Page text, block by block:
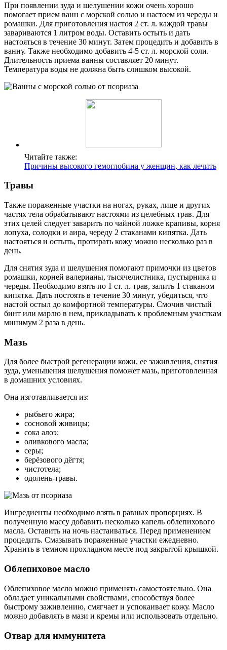
При появлении зуда и шелушении кожи очень хорошо
помогает прием ванн с морской солью и настоем из череды и
ромашки. Для приготовления настоя 2 ст. л. каждой травы
завариваются 1 литром воды. Оставить остыть и дать
настояться в течение 30 минут. Затем процедить и добавить в
ванну. Также необходимо добавить 4-5 ст. л. морской соли.
Длительность приема ванны составляет 20 минут.
Температура воды не должна быть слишком высокой.
Читайте также:
Причины высокого гемоглобина у женщин, как лечить
Травы
Также пораженные участки на ногах, руках, лице и других
частях тела обрабатывают настоями из целебных трав. Для
этих целей следует заварить по чайной ложке крапивы, корня
лопуха, солодки и аира, череду 2 стаканами кипятка. Дать
настояться и остыть, протирать кожу можно несколько раз в
день.
Для снятия зуда и шелушения помогают примочки из цветов
ромашки, корней валерианы, тысячелистника, пустырника и
череды. Необходимо взять по 1 ст. л. трав, залить 1 стаканом
кипятка. Дать постоять в течение 30 минут, убедиться, что
настой остыл до комфортной температуры. Смочив чистый
бинт или марлю в нем, прикладывать к проблемным участкам
минимум 2 раза в день.
Мазь
Для более быстрой регенерации кожи, ее заживления, снятия
зуда, уменьшения шелушения поможет мазь, приготовленная
в домашних условиях.
Она изготавливается из:
рыбьего жира;
сосновой живицы;
сока алоэ;
оливкового масла;
серы;
берёзового дёгтя;
чистотела;
одолень-травы.
Ингредиенты необходимо взять в равных пропорциях. В
полученную массу добавить несколько капель облепихового
масла. Оставить на ночь настаиваться. Перед применением
процедить. Смазывать пораженные участки ежедневно.
Хранить в темном прохладном месте под закрытой крышкой.
Облепиховое масло
Облепиховое масло можно применять самостоятельно. Она
обладает уникальными свойствами, способствуя более
быстрому заживлению, смягчает и успокаивает кожу. Масло
можно добавлять в мази и кремы или использовать отдельно.
Отвар для иммунитета